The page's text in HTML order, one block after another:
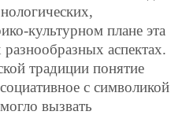
культурном плане эта
аспектах.
традиции понятие
с символикой
вызвать